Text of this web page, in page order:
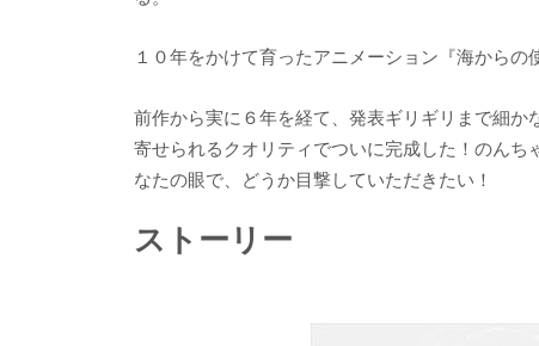
１０年をかけて育ったアニメーション『海からの
前作から実に６年を経て、発表ギリギリまで細
寄せられるクオリティでついに完成した！のん
なたの眼で、どうか目撃していただきたい！
ストーリー